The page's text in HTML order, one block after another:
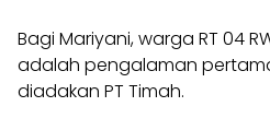
Bagi Mariyani, warga RT 04
adalah pengalaman
diadakan PT Timah.